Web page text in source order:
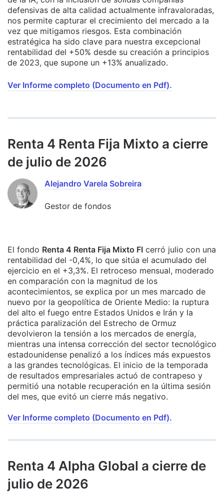
defensivas de alta calidad actualmente infravaloradas,
nos permite capturar el crecimiento del mercado a la
vez que mitigamos riesgos. Esta combinación
estratégica ha sido clave para nuestra excepcional
rentabilidad del +50% desde su creación a principios
de 2023, que supone un +13% anualizado.
Ver Informe completo (Documento en Pdf).
Renta 4 Renta Fija Mixto a cierre
de julio de 2026
Alejandro Varela Sobreira
Gestor de fondos
El fondo Renta 4 Renta Fija Mixto FI cerró julio con una
rentabilidad del -0,4%, lo que sitúa el acumulado del
ejercicio en el +3,3%. El retroceso mensual, moderado
en comparación con la magnitud de los
acontecimientos, se explica por un mes marcado de
nuevo por la geopolítica de Oriente Medio: la ruptura
del alto el fuego entre Estados Unidos e Irán y la
práctica paralización del Estrecho de Ormuz
devolvieron la tensión a los mercados de energía,
mientras una intensa corrección del sector tecnológico
estadounidense penalizó a los índices más expuestos
a las grandes tecnológicas. El inicio de la temporada
de resultados empresariales actuó de contrapeso y
permitió una notable recuperación en la última sesión
del mes, que evitó un cierre más negativo.
Ver Informe completo (Documento en Pdf).
Renta 4 Alpha Global a cierre de
julio de 2026